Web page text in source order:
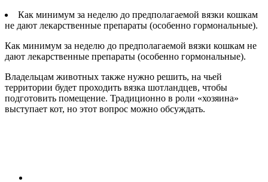
Как минимум за неделю до предполагаемой вязки кошкам
не дают лекарственные препараты (особенно гормональные).
Как минимум за неделю до предполагаемой вязки кошкам не
дают лекарственные препараты (особенно гормональные).
Владельцам животных также нужно решить, на чьей
территории будет проходить вязка шотландцев, чтобы
подготовить помещение. Традиционно в роли «хозяина»
выступает кот, но этот вопрос можно обсуждать.